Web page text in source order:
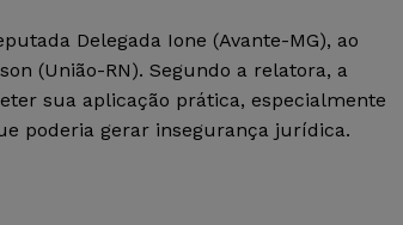
Delegada Ione (Avante-MG), ao
(União-RN). Segundo a relatora, a
sua aplicação prática, especialmente
poderia gerar insegurança jurídica.